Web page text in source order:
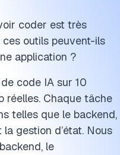
coder est très
outils peuvent-ils
application ?
code IA sur 10
réelles. Chaque tâche
telles que le backend,
gestion d’état. Nous
le